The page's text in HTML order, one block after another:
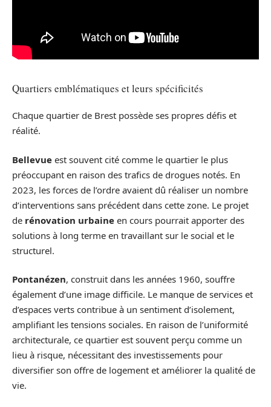
Quartiers emblématiques et leurs spécificités
Chaque quartier de Brest possède ses propres défis et
réalité.
Bellevue est souvent cité comme le quartier le plus
préoccupant en raison des trafics de drogues notés. En
2023, les forces de l’ordre avaient dû réaliser un nombre
d’interventions sans précédent dans cette zone. Le projet
de rénovation urbaine en cours pourrait apporter des
solutions à long terme en travaillant sur le social et le
structurel.
Pontanézen, construit dans les années 1960, souffre
également d’une image difficile. Le manque de services et
d’espaces verts contribue à un sentiment d’isolement,
amplifiant les tensions sociales. En raison de l’uniformité
architecturale, ce quartier est souvent perçu comme un
lieu à risque, nécessitant des investissements pour
diversifier son offre de logement et améliorer la qualité de
vie.